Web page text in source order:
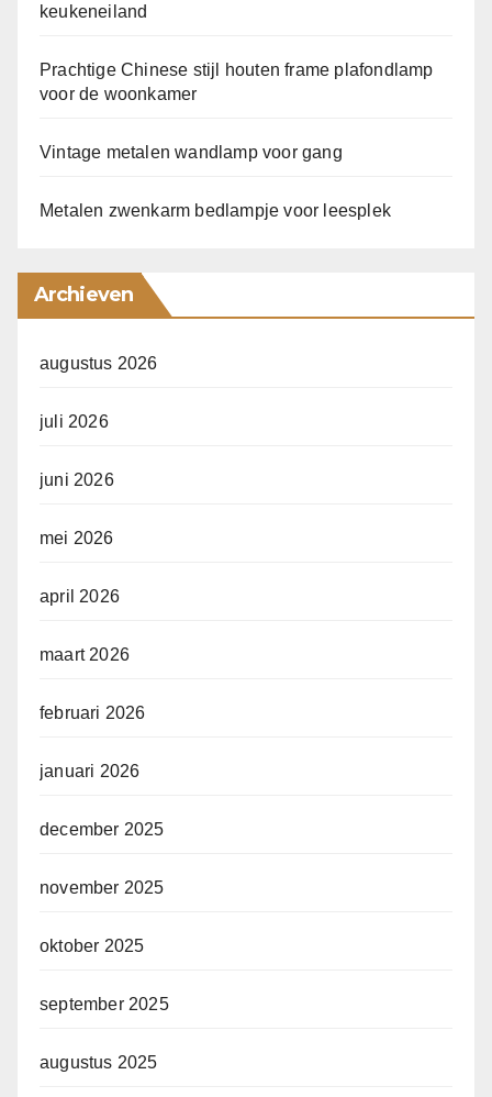
keukeneiland
Prachtige Chinese stijl houten frame plafondlamp
voor de woonkamer
Vintage metalen wandlamp voor gang
Metalen zwenkarm bedlampje voor leesplek
Archieven
augustus 2026
juli 2026
juni 2026
mei 2026
april 2026
maart 2026
februari 2026
januari 2026
december 2025
november 2025
oktober 2025
september 2025
augustus 2025